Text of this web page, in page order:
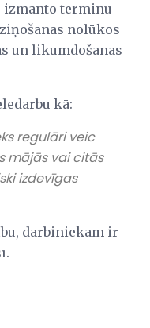
izmanto terminu
nolūkos
un likumdošanas
kā:
regulāri veic
mājās vai citās
izdevīgas
darbiniekam ir